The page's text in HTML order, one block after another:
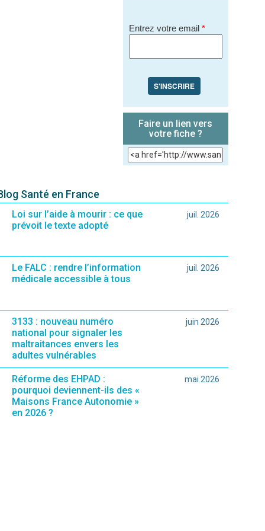
Entrez votre email *
S'INSCRIRE
Faire un lien vers
votre fiche ?
Santé en France
Loi sur l’aide à mourir : ce que
prévoit le texte adopté
juil. 2026
Le FALC : rendre l’information
médicale accessible à tous
juil. 2026
3133 : nouveau numéro
national pour signaler les
maltraitances envers les
adultes vulnérables
juin 2026
Réforme des EHPAD :
pourquoi deviennent-ils des «
Maisons France Autonomie »
en 2026 ?
mai 2026